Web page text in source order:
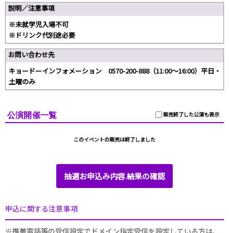
説明／注意事項
※未就学児入場不可
※ドリンク代別途必要
お問い合わせ先
キョードーインフォメーション 0570-200-888（11:00～16:00）平日・
土曜のみ
販売終了した公演も表示
公演開催一覧
このイベントの販売は終了しました
抽選お申込み内容.結果の確認
申込に関する注意事項
※携帯電話等の受信設定でドメイン指定受信を設定している方は、